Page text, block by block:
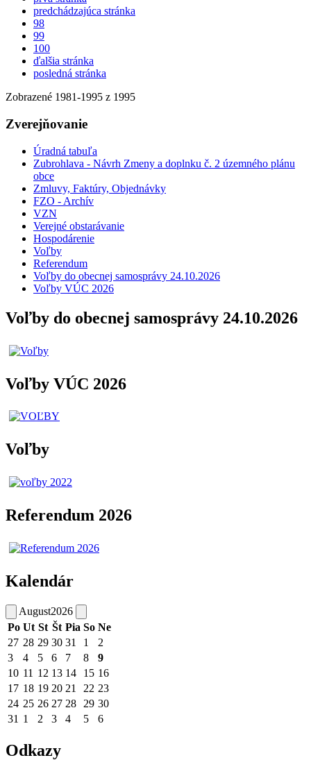
predchádzajúca stránka
98
99
100
ďalšia stránka
posledná stránka
Zobrazené 1981-1995 z 1995
Zverejňovanie
Úradná tabuľa
Zubrohlava - Návrh Zmeny a doplnku č. 2 územného plánu
obce
Zmluvy, Faktúry, Objednávky
FZO - Archív
VZN
Verejné obstarávanie
Hospodárenie
Voľby
Referendum
Voľby do obecnej samosprávy 24.10.2026
Voľby VÚC 2026
Voľby do obecnej samosprávy 24.10.2026
Voľby VÚC 2026
Voľby
Referendum 2026
Kalendár
August2026
Po Ut St Št Pia So Ne
27 28 29 30 31 1
2
3
4 5 6 7 8
9
10 11 12 13 14 15 16
17 18 19 20 21 22 23
24 25 26 27 28 29 30
31 1 2 3 4 5 6
Odkazy